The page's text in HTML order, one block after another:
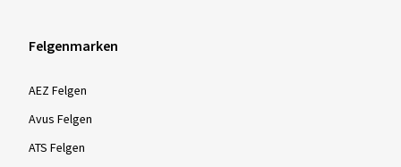
Felgenmarken
AEZ Felgen
Avus Felgen
ATS Felgen